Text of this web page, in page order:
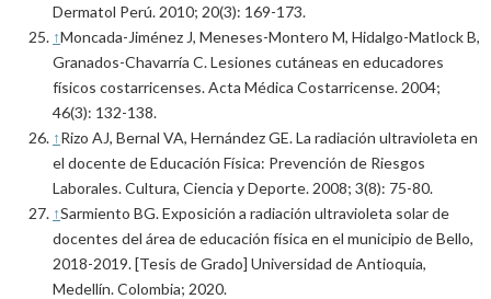
Dermatol Perú. 2010; 20(3): 169-173.
↑Moncada-Jiménez J, Meneses-Montero M, Hidalgo-Matlock B,
Granados-Chavarría C. Lesiones cutáneas en educadores
físicos costarricenses. Acta Médica Costarricense. 2004;
46(3): 132-138.
↑Rizo AJ, Bernal VA, Hernández GE. La radiación ultravioleta en
el docente de Educación Física: Prevención de Riesgos
Laborales. Cultura, Ciencia y Deporte. 2008; 3(8): 75-80.
↑Sarmiento BG. Exposición a radiación ultravioleta solar de
docentes del área de educación física en el municipio de Bello,
2018-2019. [Tesis de Grado] Universidad de Antioquia,
Medellín. Colombia; 2020.